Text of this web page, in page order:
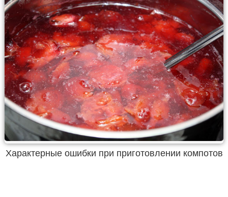
Характерные ошибки при приготовлении компотов